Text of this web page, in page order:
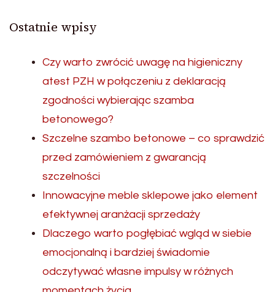
Ostatnie wpisy
Czy warto zwrócić uwagę na higieniczny
atest PZH w połączeniu z deklaracją
zgodności wybierając szamba
betonowego?
Szczelne szambo betonowe – co sprawdzić
przed zamówieniem z gwarancją
szczelności
Innowacyjne meble sklepowe jako element
efektywnej aranżacji sprzedaży
Dlaczego warto pogłębiać wgląd w siebie
emocjonalną i bardziej świadomie
odczytywać własne impulsy w różnych